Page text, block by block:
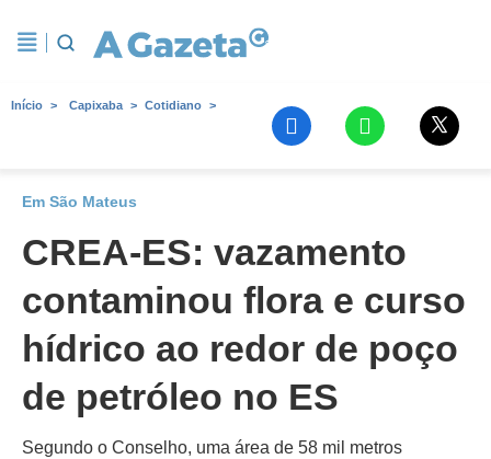
Início Capixaba Cotidiano
Em São Mateus
CREA-ES: vazamento
contaminou flora e curso
hídrico ao redor de poço
de petróleo no ES
Segundo o Conselho, uma área de 58 mil metros